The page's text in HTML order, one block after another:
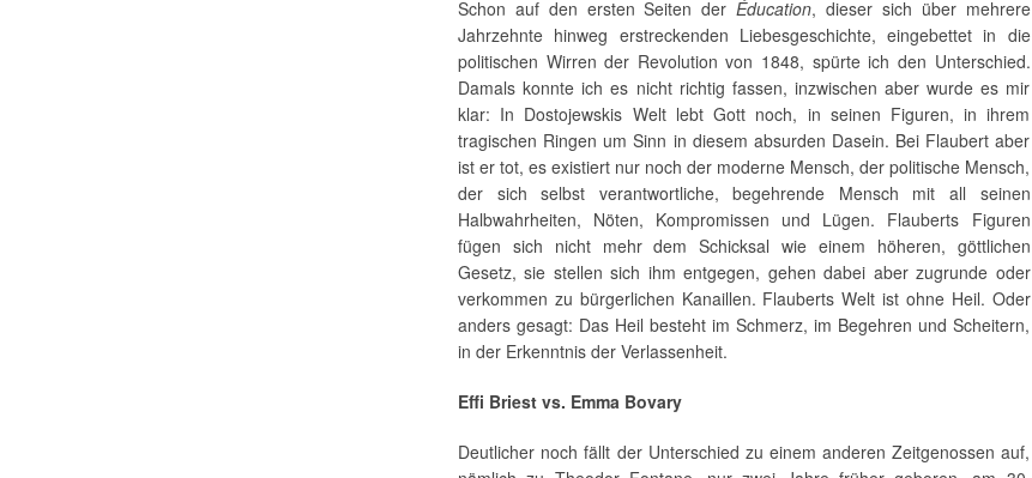
Schon auf den ersten Seiten derÉducation, dieser sich über mehrere
Jahrzehnte hinweg erstreckenden Liebesgeschichte, eingebettet in die
politischen Wirren der Revolution von 1848, spürte ich den Unterschied.
Damals konnte ich es nicht richtig fassen, inzwischen aber wurde es mir
klar: In Dostojewskis Welt lebt Gott noch, in seinen Figuren, in ihrem
tragischen Ringen um Sinn in diesem absurden Dasein. Bei Flaubert aber
ist er tot, es existiert nur noch der moderne Mensch, der politische Mensch,
der sich selbst verantwortliche, begehrende Mensch mit all seinen
Halbwahrheiten, Nöten, Kompromissen und Lügen. Flauberts Figuren
fügen sich nicht mehr dem Schicksal wie einem höheren, göttlichen
Gesetz, sie stellen sich ihm entgegen, gehen dabei aber zugrunde oder
verkommen zu bürgerlichen Kanaillen. Flauberts Welt ist ohne Heil. Oder
anders gesagt: Das Heil besteht im Schmerz, im Begehren und Scheitern,
in der Erkenntnis der Verlassenheit.
Effi Briest vs. Emma Bovary
Deutlicher noch fällt der Unterschied zu einem anderen Zeitgenossen auf,